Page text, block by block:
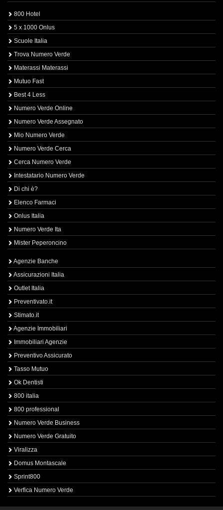
800 Hotel
5 x 1000 Onlus
Scuole Italia
Trova Numero Verde
Materassi Materassi
Mutuo Fast
Best 4 Less
Numero Verde Online
Numero Verde Assegnato
Mio Numero Verde
Numero Verde Cerca
Cerca Numero Verde
Intestatario Numero Verde
Di chi è?
Elenco Farmaci
Onlus Italia
Numero Verde Ita
Mister Peperoncino
Agenzie Banche
Assicurazioni Italia
Outlet Italia
Preventivato.it
Stimato.it
Agenzie Immobiliari
Immobiliari Agenzie
Preventivo Assicurato
Tasso Mutuo
Ok Dentisti
800 italia
800 professional
Numero Verde Business
Numero Verde Gratuito
Viralizza
Domus Montascale
Sprint800
Verfica Numero Verde